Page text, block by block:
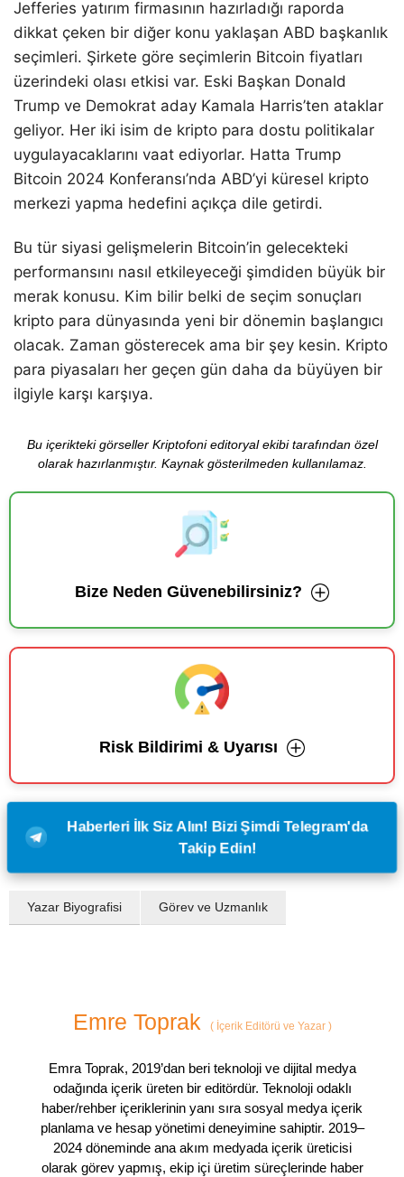
Jefferies yatırım firmasının hazırladığı raporda
dikkat çeken bir diğer konu yaklaşan ABD başkanlık
seçimleri. Şirkete göre seçimlerin Bitcoin fiyatları
üzerindeki olası etkisi var. Eski Başkan Donald
Trump ve Demokrat aday Kamala Harris’ten ataklar
geliyor. Her iki isim de kripto para dostu politikalar
uygulayacaklarını vaat ediyorlar. Hatta Trump
Bitcoin 2024 Konferansı’nda ABD’yi küresel kripto
merkezi yapma hedefini açıkça dile getirdi.
Bu tür siyasi gelişmelerin Bitcoin’in gelecekteki
performansını nasıl etkileyeceği şimdiden büyük bir
merak konusu. Kim bilir belki de seçim sonuçları
kripto para dünyasında yeni bir dönemin başlangıcı
olacak. Zaman gösterecek ama bir şey kesin. Kripto
para piyasaları her geçen gün daha da büyüyen bir
ilgiyle karşı karşıya.
Bu içerikteki görseller Kriptofoni editoryal ekibi tarafından özel
olarak hazırlanmıştır. Kaynak gösterilmeden kullanılamaz.
Bize Neden Güvenebilirsiniz?
Risk Bildirimi & Uyarısı
Haberleri İlk Siz Alın! Bizi Şimdi Telegram'da
Takip Edin!
Yazar Biyografisi Görev ve Uzmanlık
Emre Toprak (İçerik Editörü ve Yazar )
Emra Toprak, 2019’dan beri teknoloji ve dijital medya
odağında içerik üreten bir editördür. Teknoloji odaklı
haber/rehber içeriklerinin yanı sıra sosyal medya içerik
planlama ve hesap yönetimi deneyimine sahiptir. 2019–
2024 döneminde ana akım medyada içerik üreticisi
olarak görev yapmış, ekip içi üretim süreçlerinde haber